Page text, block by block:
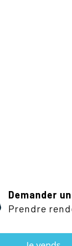
Demander
Prendre